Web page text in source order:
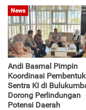
News
Andi Basmal Pimpin
Koordinasi
Sentra KI di
Dorong Perlindungan
Potensi Daerah